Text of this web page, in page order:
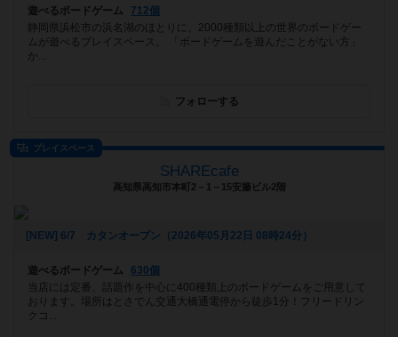
遊べるボードゲーム
712個
静岡県浜松市の浜名湖のほとりに、2000種類以上の世界のボードゲー
ムが遊べるプレイスペース。 「ボードゲームを遊んだことがない方」
か...
フォローする
プレイスペース
SHAREcafe
高知県高知市本町2－1－15安藤ビル2階
[NEW] 6/7 カタンオープン（2026年05月22日 08時24分）
遊べるボードゲーム
630個
当店には定番、話題作を中心に400種類上のボードゲームをご用意して
おります。場所はとさでん交通大橋通電停から徒歩1分！フリードリン
クコ...